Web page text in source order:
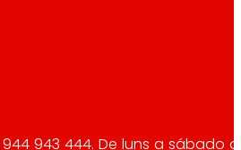
944 943 444. De luns a sábado